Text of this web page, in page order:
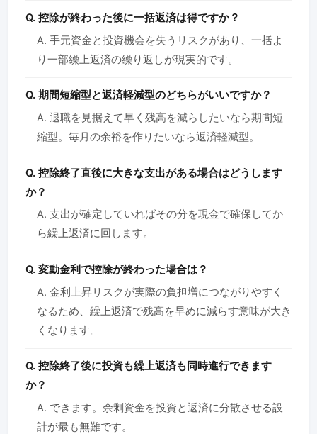
Q. 控除が終わった後に一括返済は得ですか？
A. 手元資金と投資機会を失うリスクがあり、一括よ
り一部繰上返済の繰り返しが現実的です。
Q. 期間短縮型と返済軽減型のどちらがいいですか？
A. 退職を見据えて早く残高を減らしたいなら期間短
縮型。毎月の余裕を作りたいなら返済軽減型。
Q. 控除終了直後に大きな支出がある場合はどうします
か？
A. 支出が確定していればその分を現金で確保してか
ら繰上返済に回します。
Q. 変動金利で控除が終わった場合は？
A. 金利上昇リスクが実際の負担増につながりやすく
なるため、繰上返済で残高を早めに減らす意味が大き
くなります。
Q. 控除終了後に投資も繰上返済も同時進行できます
か？
A. できます。余剰資金を投資と返済に分散させる設
計が最も無難です。